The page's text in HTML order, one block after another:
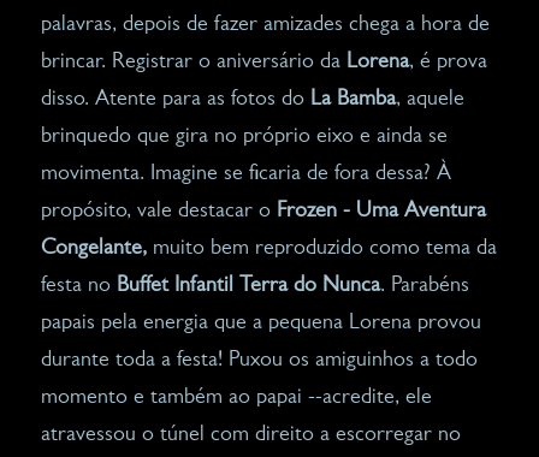
palavras, depois de fazer amizades chega a hora de
brincar. Registrar o aniversário da Lorena, é prova
disso. Atente para as fotos do La Bamba, aquele
brinquedo que gira no próprio eixo e ainda se
movimenta. Imagine se ficaria de fora dessa? À
propósito, vale destacar o Frozen - Uma Aventura
Congelante,muito bem reproduzido como tema da
festa no Buffet Infantil Terra do Nunca. Parabéns
papais pela energia que a pequena Lorena provou
durante toda a festa! Puxou os amiguinhos a todo
momento e também ao papai --acredite, ele
atravessou o túnel com direito a escorregar no